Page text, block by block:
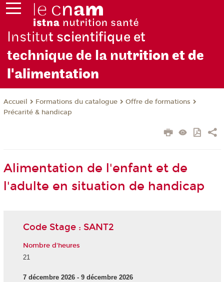
Institut scientifique et
technique de la nutrition et de
l'alimentation
Accueil Formations du catalogue
Offre de formations
Précarité & handicap
Alimentation de l'enfant et de
l'adulte en situation de handicap
Code Stage : SANT2
Nombre d'heures
21
7 décembre 2026 - 9 décembre 2026